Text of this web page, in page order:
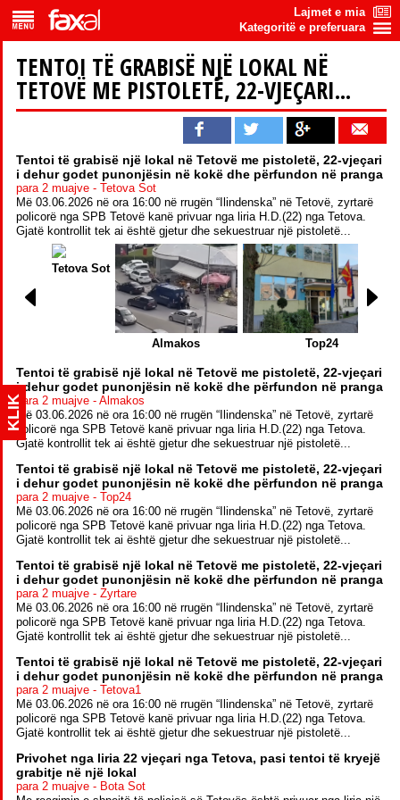
Lajmet e mia
Kategoritë e preferuara
TENTOI TË GRABISË NJË LOKAL NË
TETOVË ME PISTOLETË, 22-VJEÇARI...
Tentoi të grabisë një lokal në Tetovë me pistoletë, 22-vjeçari
i dehur godet punonjësin në kokë dhe përfundon në pranga
para 2 muajve - Tetova Sot
Më 03.06.2026 në ora 16:00 në rrugën “Ilindenska” në Tetovë, zyrtarë
policorë nga SPB Tetovë kanë privuar nga liria H.D.(22) nga Tetova.
Gjatë kontrollit tek ai është gjetur dhe sekuestruar një pistoletë...
Tetova Sot
Almakos Top24
Tentoi të grabisë një lokal në Tetovë me pistoletë, 22-vjeçari
i dehur godet punonjësin në kokë dhe përfundon në pranga
para 2 muajve - Almakos
Më 03.06.2026 në ora 16:00 në rrugën “Ilindenska” në Tetovë, zyrtarë
policorë nga SPB Tetovë kanë privuar nga liria H.D.(22) nga Tetova.
Gjatë kontrollit tek ai është gjetur dhe sekuestruar një pistoletë...
Tentoi të grabisë një lokal në Tetovë me pistoletë, 22-vjeçari
i dehur godet punonjësin në kokë dhe përfundon në pranga
para 2 muajve - Top24
Më 03.06.2026 në ora 16:00 në rrugën “Ilindenska” në Tetovë, zyrtarë
policorë nga SPB Tetovë kanë privuar nga liria H.D.(22) nga Tetova.
Gjatë kontrollit tek ai është gjetur dhe sekuestruar një pistoletë...
Tentoi të grabisë një lokal në Tetovë me pistoletë, 22-vjeçari
i dehur godet punonjësin në kokë dhe përfundon në pranga
para 2 muajve - Zyrtare
Më 03.06.2026 në ora 16:00 në rrugën “Ilindenska” në Tetovë, zyrtarë
policorë nga SPB Tetovë kanë privuar nga liria H.D.(22) nga Tetova.
Gjatë kontrollit tek ai është gjetur dhe sekuestruar një pistoletë...
Tentoi të grabisë një lokal në Tetovë me pistoletë, 22-vjeçari
i dehur godet punonjësin në kokë dhe përfundon në pranga
para 2 muajve - Tetova1
Më 03.06.2026 në ora 16:00 në rrugën “Ilindenska” në Tetovë, zyrtarë
policorë nga SPB Tetovë kanë privuar nga liria H.D.(22) nga Tetova.
Gjatë kontrollit tek ai është gjetur dhe sekuestruar një pistoletë...
Privohet nga liria 22 vjeçari nga Tetova, pasi tentoi të kryejë
grabitje në një lokal
para 2 muajve - Bota Sot
KLIK